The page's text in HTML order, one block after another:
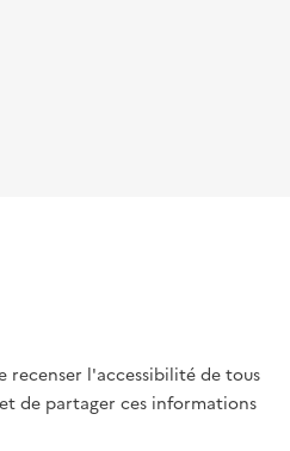
recenser l'accessibilité de tous
de partager ces informations